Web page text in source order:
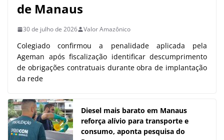
de Manaus
30 de julho de 2026 Valor Amazônico
Colegiado confirmou a penalidade aplicada pela
Ageman após fiscalização identificar descumprimento
de obrigações contratuais durante obra de implantação
da rede
Diesel mais barato em Manaus
reforça alívio para transporte e
consumo, aponta pesquisa do